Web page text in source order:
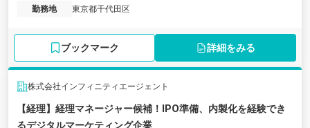
勤務地
東京都千代田区
ブックマーク 詳細をみる
株式会社インフィニティエージェント
【経理】経理マネージャー候補！IPO準備、内製化を経験でき
るデジタルマーケティング企業